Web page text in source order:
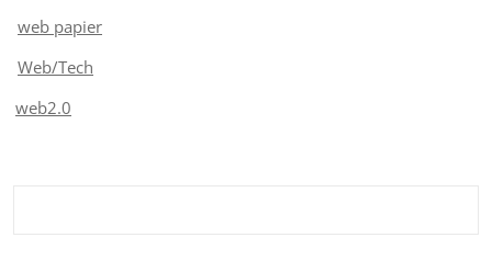
web papier
Web/Tech
web2.0